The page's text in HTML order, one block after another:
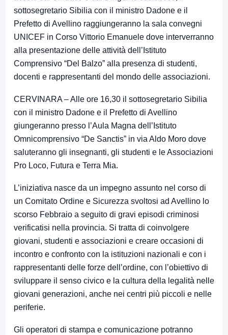
sottosegretario Sibilia con il ministro Dadone e il
Prefetto di Avellino raggiungeranno la sala convegni
UNICEF in Corso Vittorio Emanuele dove interverranno
alla presentazione delle attività dell’Istituto
Comprensivo “Del Balzo” alla presenza di studenti,
docenti e rappresentanti del mondo delle associazioni.
CERVINARA – Alle ore 16,30 il sottosegretario Sibilia
con il ministro Dadone e il Prefetto di Avellino
giungeranno presso l’Aula Magna dell’Istituto
Omnicomprensivo “De Sanctis” in via Aldo Moro dove
saluteranno gli insegnanti, gli studenti e le Associazioni
Pro Loco, Futura e Terra Mia.
L’iniziativa nasce da un impegno assunto nel corso di
un Comitato Ordine e Sicurezza svoltosi ad Avellino lo
scorso Febbraio a seguito di gravi episodi criminosi
verificatisi nella provincia. Si tratta di coinvolgere
giovani, studenti e associazioni e creare occasioni di
incontro e confronto con la istituzioni nazionali e con i
rappresentanti delle forze dell’ordine, con l’obiettivo di
sviluppare il senso civico e la cultura della legalità nelle
giovani generazioni, anche nei centri più piccoli e nelle
periferie.
Gli operatori di stampa e comunicazione potranno